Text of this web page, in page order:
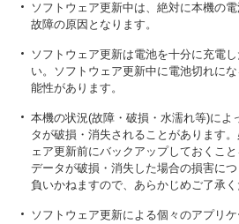
ソフトウェア更新中は、絶対に本機の
故障の原因となります。
ソフトウェア更新は電池を十分に充電
い。ソフトウェア更新中に電池切れに
能性があります。
本機の状況(故障・破損・水濡れ等)によ
タが破損・消失されることがあります
ェア更新前にバックアップしておくこ
データが破損・消失した場合の損害に
負いかねますので、あらかじめご了承く
ソフトウェア更新による個々のアプリ